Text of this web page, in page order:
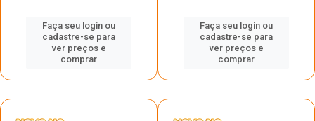
Faça seu login ou
cadastre-se para
ver preços e
comprar
Faça seu login ou
cadastre-se para
ver preços e
comprar